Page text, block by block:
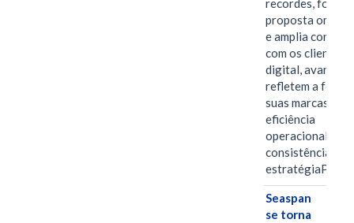
recordes,
proposta
e amplia
com os clientes
digital, avanços
refletem a força
suas marcas, a
eficiência
operacional e a
consistência de
Seaspan
se torna